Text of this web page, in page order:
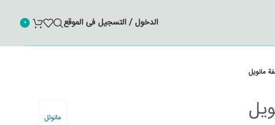
الدخول / التسجيل فى الموقع 0
مانويل
مانوئل